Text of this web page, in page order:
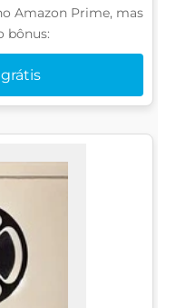
Amazon Prime, mas
bônus: